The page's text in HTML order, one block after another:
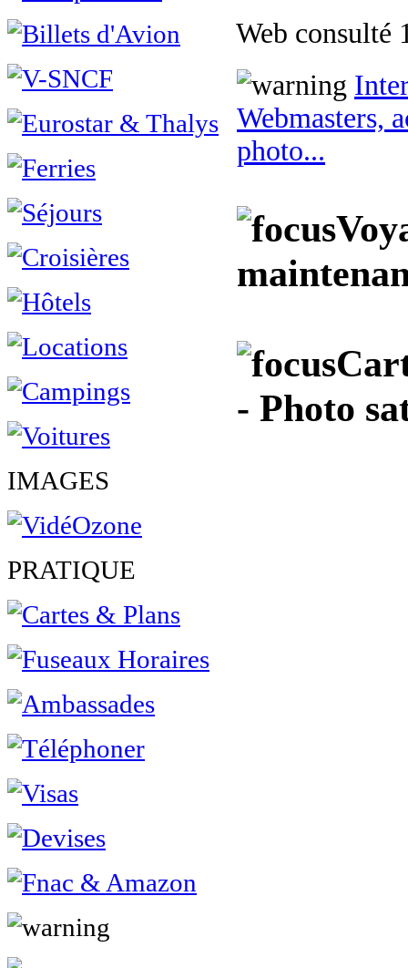
IMAGES
PRATIQUE
Web consulté
Webmasters,
photo...
- Photo